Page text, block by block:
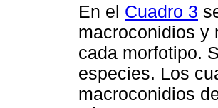
En el Cuadro 3
macroconidios y
cada morfotipo.
especies. Los
macroconidios